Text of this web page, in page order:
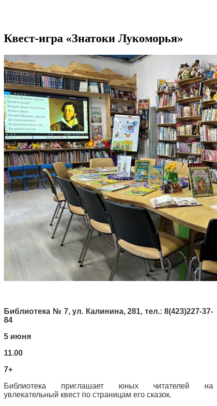
Квест-игра «Знатоки Лукоморья»
Библиотека № 7, ул. Калинина, 281, тел.: 8(423)227-37-
84
5 июня
11.00
7+
Библиотека приглашает юных читателей на
увлекательный квест по страницам его сказок.